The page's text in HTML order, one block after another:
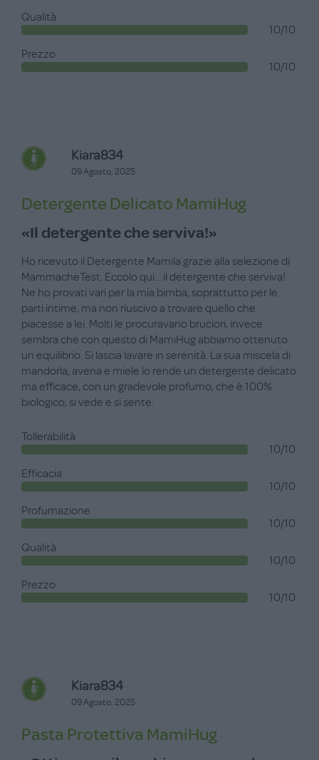
Qualità
10/10
Prezzo
10/10
Kiara834
09 Agosto, 2025
Detergente Delicato MamiHug
«Il detergente che serviva!»
Ho ricevuto il Detergente Mamila grazie alla selezione di
MammacheTest. Eccolo qui... il detergente che serviva!
Ne ho provati vari per la mia bimba, soprattutto per le
parti intime, ma non riuscivo a trovare quello che
piacesse a lei. Molti le procuravano bruciori, invece
sembra che con questo di MamiHug abbiamo ottenuto
un equilibrio. Si lascia lavare in serenità. La sua miscela di
mandorla, avena e miele lo rende un detergente delicato
ma efficace, con un gradevole profumo, che è 100%
biologico, si vede e si sente.
Tollerabilità
10/10
Efficacia
10/10
Profumazione
10/10
Qualità
10/10
Prezzo
10/10
Kiara834
09 Agosto, 2025
Pasta Protettiva MamiHug